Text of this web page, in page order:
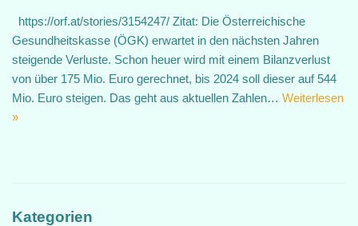
https://orf.at/stories/3154247/ Zitat: Die Österreichische
Gesundheitskasse (ÖGK) erwartet in den nächsten Jahren
steigende Verluste. Schon heuer wird mit einem Bilanzverlust
von über 175 Mio. Euro gerechnet, bis 2024 soll dieser auf 544
Mio. Euro steigen. Das geht aus aktuellen Zahlen… Weiterlesen
»
Kategorien